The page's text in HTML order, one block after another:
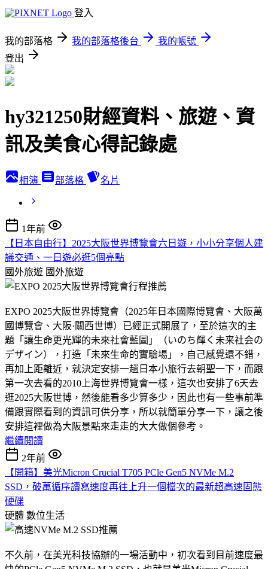
登入
我的部落格 我的部落格後台
我的帳號
登出
hy321250財經資料、旅遊、資
訊及美食心得記錄處
相簿 部落格 名片
1年前
【日本自由行】2025大阪世界博覽會六日遊，小小分享個人建
議交通、一日遊必逛5個亮點
國外旅遊 國外旅遊
EXPO 2025大阪世界博覽會（2025年日本國際博覽會、大阪萬
國博覽會、大阪·關西世博）已經正式開展了，至於這次的主
題「讓生命更光輝的未來社會藍圖」（いのち輝く未来社会の
デザイン），打造「未來生命的實驗場」，自己感覺還不錯，
再加上距離近，就決定安排一趟日本小旅行去朝聖一下，而跟
第一次去看的2010上海世界博覽會一樣，這次也安排了6天去
逛2025大阪世博，然後能看多少算多少，因此也有一些事前準
備跟實際看到的資訊可供分享，所以就簡單分享一下，讓之後
安排這裡做為大阪景點來走走的大大做個參考。
繼續閱讀
2年前
【開箱】美光Micron Crucial T705 PCle Gen5 NVMe M.2
SSD，破萬循序讀寫速度再往上升一個檔次的最新超高速固態
硬碟
硬體 數位生活
不久前，在美光科技協辦的一場活動中，初次看到目前速度最